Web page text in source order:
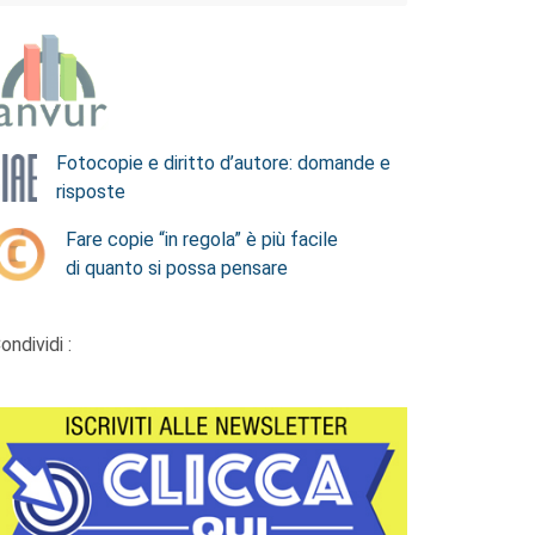
Fotocopie e diritto d’autore: domande e
risposte
Fare copie “in regola” è più facile
di quanto si possa pensare
: